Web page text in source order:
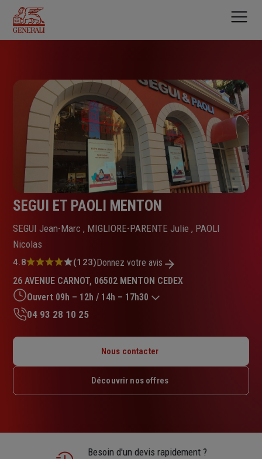
contenu
principal
SEGUI ET PAOLI MENTON
SEGUI Jean-Marc , MIGLIORE-PARENTE Julie , PAOLI
Nicolas
Note
4.8
sur
5
étoiles
4.8 (123)Donnez votre avis
26 AVENUE CARNOT, 06502 MENTON CEDEX
Ouvert 09h – 12h / 14h – 17h30
Mardi : 09h – 12h / 14h – 18h
Jeudi : 09h – 12h / 14h – 18h
04 93 28 10 25
Nous contacter
Découvrir nos offres
Besoin d'un devis rapidement ?